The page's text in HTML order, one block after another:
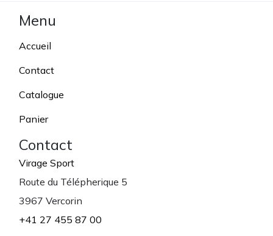
Menu
Accueil
Contact
Catalogue
Panier
Contact
Virage Sport
Route du Télépherique 5
3967 Vercorin
+41 27 455 87 00